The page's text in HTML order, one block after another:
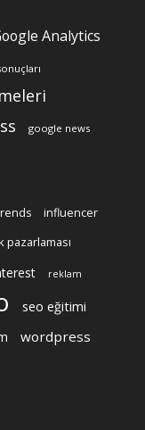
Analytics
google news
influencer
pazarlaması
reklam
seo eğitimi
wordpress